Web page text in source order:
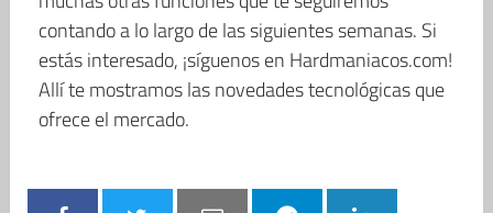
contando a lo largo de las siguientes semanas. Si
estás interesado, ¡síguenos en Hardmaniacos.com!
Allí te mostramos las novedades tecnológicas que
ofrece el mercado.